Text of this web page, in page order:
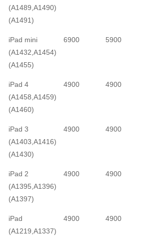
(A1489,A1490)
(A1491)
iPad mini
(A1432,A1454)
(A1455)
6900 5900
iPad 4
(A1458,A1459)
(A1460)
4900 4900
iPad 3
(A1403,A1416)
(A1430)
4900 4900
iPad 2
(A1395,A1396)
(A1397)
4900 4900
iPad
(A1219,A1337)
4900 4900